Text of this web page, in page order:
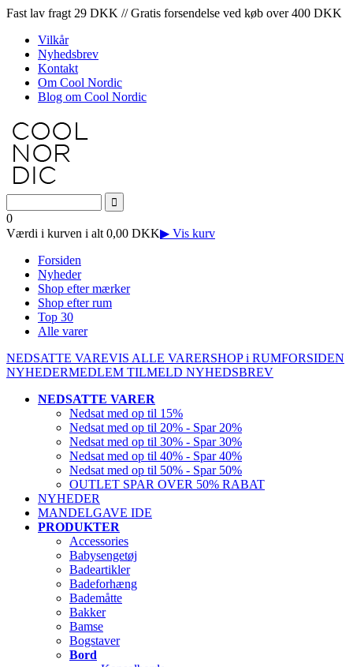
Fast lav fragt 29 DKK // Gratis forsendelse ved køb over 400 DKK
Vilkår
Nyhedsbrev
Kontakt
Om Cool Nordic
Blog om Cool Nordic
0
Værdi i kurven i alt 0,00 DKK▶ Vis kurv
Forsiden
Nyheder
Shop efter mærker
Shop efter rum
Top 30
Alle varer
NEDSATTE VAREVIS ALLE VARERSHOP i RUMFORSIDEN
NYHEDERMEDLEM TILMELD NYHEDSBREV
NEDSATTE VARER
Nedsat med op til 15%
Nedsat med op til 20% - Spar 20%
Nedsat med op til 30% - Spar 30%
Nedsat med op til 40% - Spar 40%
Nedsat med op til 50% - Spar 50%
OUTLET SPAR OVER 50% RABAT
NYHEDER
MANDELGAVE IDE
PRODUKTER
Accessories
Babysengetøj
Badeartikler
Badeforhæng
Bademåtte
Bakker
Bamse
Bogstaver
Bord